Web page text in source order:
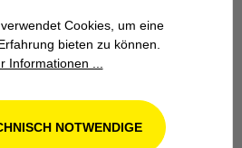
für Garten-, Forst-
Geräte in Odenthal bei
Cookies, um eine
bieten zu können.
Informationen ...
NOTWENDIGE